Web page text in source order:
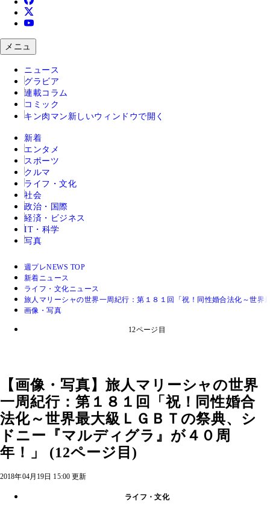
メニュ
ニュース
グラビア
連載コラム
コミック
キン肉マン 新しいウィンドウで開く
新着
エンタメ
スポーツ
クルマ
ライフ・文化
社会
政治・国際
経済・ビジネス
IT・科学
写真
週プレNEWS TOP
新着ニュース
ライフ・文化ニュース
旅人マリーシャの世界一周紀行：第１８１回「祝！同性婚合法化～世
画像・写真
12ページ目
【画像・写真】旅人マリーシャの世界
一周紀行：第１８１回「祝！同性婚合
法化～世界最大級ＬＧＢＴの祭典、シ
ドニー『マルディグラ』が４０周
年！」 (12ページ目)
2018年04月19日 15:00 更新
ライフ・文化